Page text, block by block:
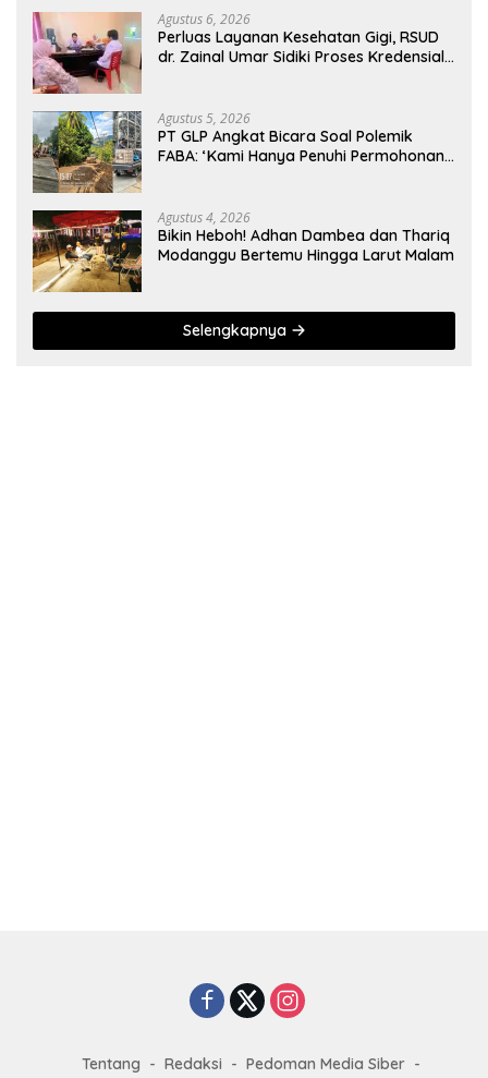
Agustus 6, 2026
Perluas Layanan Kesehatan Gigi, RSUD
dr. Zainal Umar Sidiki Proses Kredensial
Agustus 5, 2026
PT GLP Angkat Bicara Soal Polemik
FABA: ‘Kami Hanya Penuhi Permohonan
Agustus 4, 2026
Bikin Heboh! Adhan Dambea dan Thariq
Modanggu Bertemu Hingga Larut Malam
Selengkapnya
Tentang Redaksi Pedoman Media Siber